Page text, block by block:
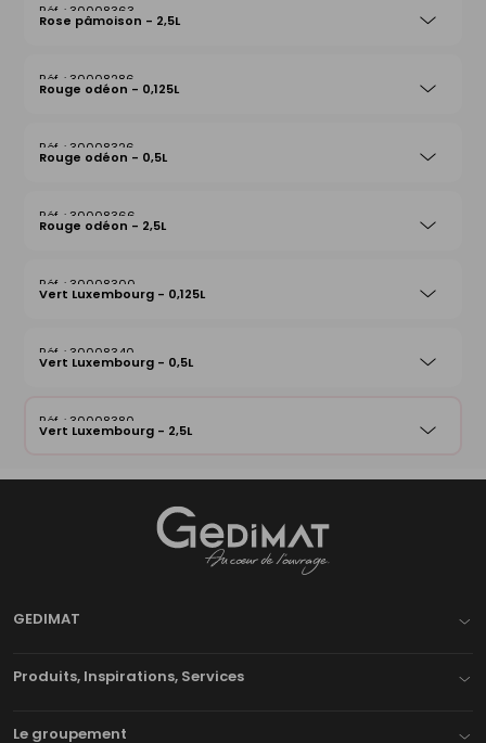
30008363
Rose pâmoison - 2,5L
30008286
Rouge odéon - 0,125L
30008326
Rouge odéon - 0,5L
30008366
Rouge odéon - 2,5L
30008300
Vert Luxembourg - 0,125L
30008340
Vert Luxembourg - 0,5L
30008380
Vert Luxembourg - 2,5L
GEDIMAT
Produits, Inspirations, Services
Le groupement